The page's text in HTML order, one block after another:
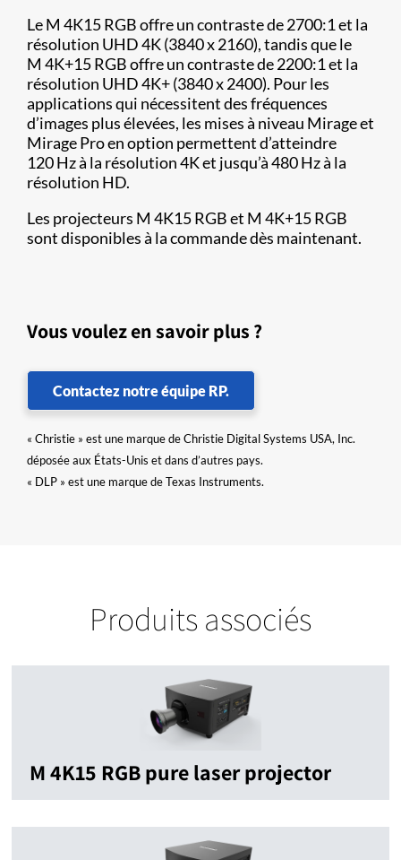
Le M 4K15 RGB offre un contraste de 2700:1 et la
résolution UHD 4K (3840 x 2160), tandis que le
M 4K+15 RGB offre un contraste de 2200:1 et la
résolution UHD 4K+ (3840 x 2400). Pour les
applications qui nécessitent des fréquences
d’images plus élevées, les mises à niveau Mirage et
Mirage Pro en option permettent d’atteindre
120 Hz à la résolution 4K et jusqu’à 480 Hz à la
résolution HD.
Les projecteurs M 4K15 RGB et M 4K+15 RGB
sont disponibles à la commande dès maintenant.
Vous voulez en savoir plus ?
Contactez notre équipe RP.
« Christie » est une marque de Christie Digital Systems USA, Inc.
déposée aux États-Unis et dans d’autres pays.
« DLP » est une marque de Texas Instruments.
Produits associés
M 4K15 RGB pure laser projector